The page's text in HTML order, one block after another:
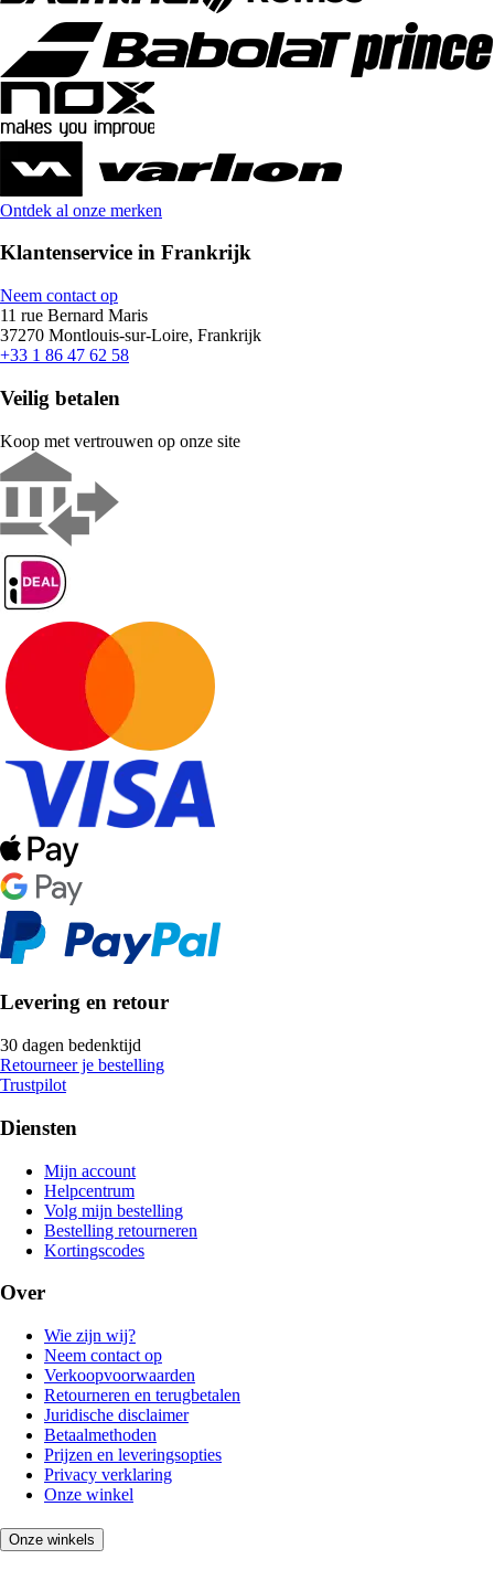
Ontdek al onze merken
Klantenservice in Frankrijk
Neem contact op
11 rue Bernard Maris
37270 Montlouis-sur-Loire, Frankrijk
+33 1 86 47 62 58
Veilig betalen
Koop met vertrouwen op onze site
Levering en retour
30 dagen bedenktijd
Retourneer je bestelling
Trustpilot
Diensten
Mijn account
Helpcentrum
Volg mijn bestelling
Bestelling retourneren
Kortingscodes
Over
Wie zijn wij?
Neem contact op
Verkoopvoorwaarden
Retourneren en terugbetalen
Juridische disclaimer
Betaalmethoden
Prijzen en leveringsopties
Privacy verklaring
Onze winkel
Onze winkels